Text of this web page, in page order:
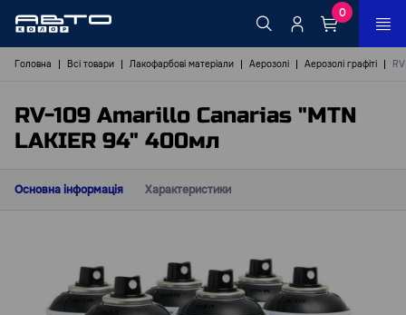
0
Головна Всі товари Лакофарбові матеріали Аерозолі Аерозолі графіті
RV-109 Amarillo Canarias "MTN
LAKIER 94" 400мл
Основна інформація Характеристики